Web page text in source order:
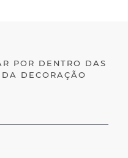
POR DENTRO DAS
DECORAÇÃO